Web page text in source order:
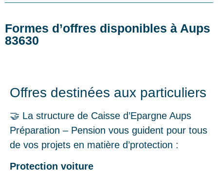
Formes d’offres disponibles à Aups
83630
Offres destinées aux particuliers
🤝 La structure de Caisse d’Epargne Aups
Préparation – Pension vous guident pour tous
de vos projets en matière d’protection :
Protection voiture